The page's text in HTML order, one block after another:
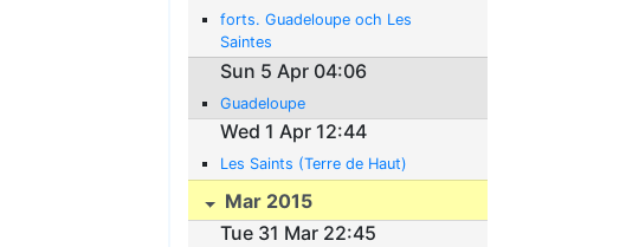
forts. Guadeloupe och Les
Saintes
Sun 5 Apr 04:06
Guadeloupe
Wed 1 Apr 12:44
Les Saints (Terre de Haut)
Mar 2015
Tue 31 Mar 22:45